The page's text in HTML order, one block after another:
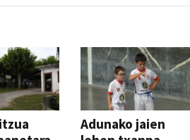
Adunako jaien